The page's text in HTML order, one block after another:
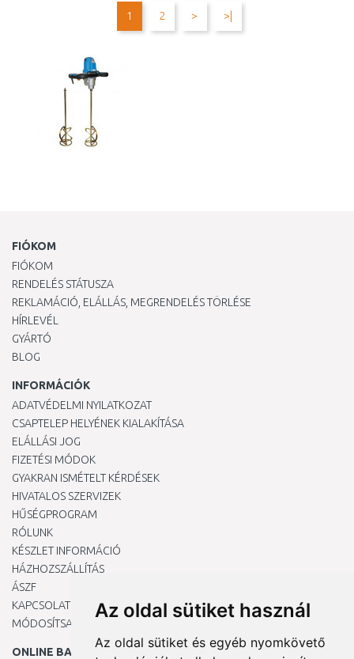
Az oldal sütiket használ
Az oldal sütiket és egyéb nyomkövető
Összehasonlítás
1 2 > >|
FIÓKOM
FIÓKOM
RENDELÉS STÁTUSZA
REKLAMÁCIÓ, ELÁLLÁS, MEGRENDELÉS TÖRLÉSE
HÍRLEVÉL
GYÁRTÓ
BLOG
INFORMÁCIÓK
ADATVÉDELMI NYILATKOZAT
CSAPTELEP HELYÉNEK KIALAKÍTÁSA
ELÁLLÁSI JOG
FIZETÉSI MÓDOK
GYAKRAN ISMÉTELT KÉRDÉSEK
HIVATALOS SZERVIZEK
HŰSÉGPROGRAM
RÓLUNK
KÉSZLET INFORMÁCIÓ
HÁZHOZSZÁLLÍTÁS
ÁSZF
KAPCSOLAT
MÓDOSÍTSA A COOKIE-BEÁLLÍTÁSAIMAT
ONLINE BANKKÁRTYÁVAL